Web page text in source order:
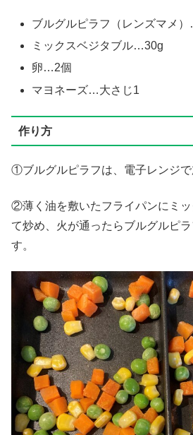
ブルグルピラフ（レンズマメ
ミックスベジタブル…30g
卵…2個
マヨネーズ…大さじ1
作り方
①ブルグルピラフは、電子レンジで
②薄く油を敷いたフライパンにミ
て炒め、火が通ったらブルグルピ
す。